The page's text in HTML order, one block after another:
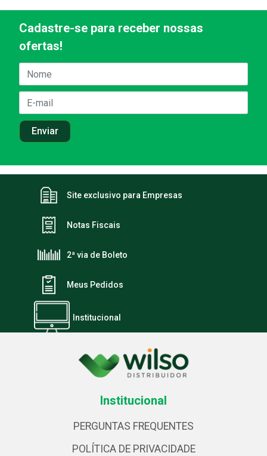
Cadastre-se para receber nossas
ofertas!
Site exclusivo para Empresas
Notas Fiscais
2ª via de Boleto
Meus Pedidos
Institucional
Institucional
PERGUNTAS FREQUENTES
POLÍTICA DE PRIVACIDADE